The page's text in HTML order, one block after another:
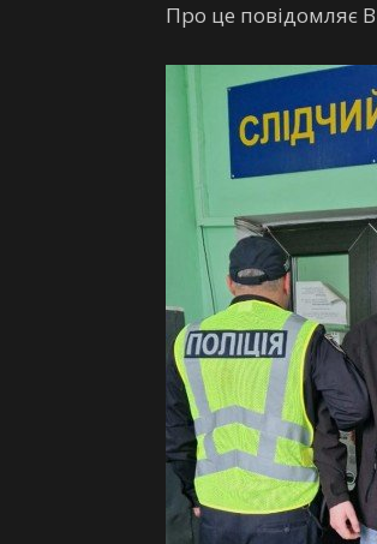
Про це повідомляє